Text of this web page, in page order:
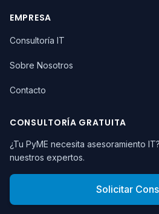
EMPRESA
Consultoría IT
Sobre Nosotros
Contacto
CONSULTORÍA GRATUITA
¿Tu PyME necesita asesoramiento
nuestros expertos.
Solicitar